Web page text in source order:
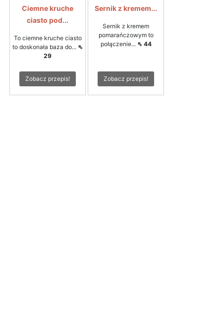
Ciemne kruche
ciasto pod...
To ciemne kruche ciasto
to doskonała baza do... ⇖
29
Zobacz przepis!
Sernik z kremem...
Sernik z kremem
pomarańczowym to
połączenie... ⇖ 44
Zobacz przepis!